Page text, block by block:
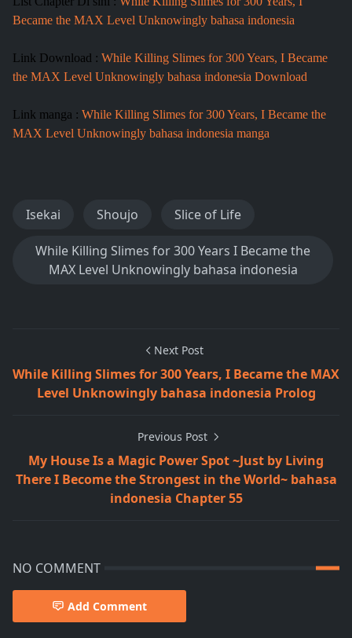
Became the MAX Level Unknowingly bahasa indonesia
Link Download : While Killing Slimes for 300 Years, I Became
the MAX Level Unknowingly bahasa indonesia Download
Link manga : While Killing Slimes for 300 Years, I Became the
MAX Level Unknowingly bahasa indonesia manga
Isekai Shoujo Slice of Life
While Killing Slimes for 300 Years I Became the
MAX Level Unknowingly bahasa indonesia
Next Post
While Killing Slimes for 300 Years, I Became the MAX
Level Unknowingly bahasa indonesia Prolog
Previous Post
My House Is a Magic Power Spot ~Just by Living
There I Become the Strongest in the World~ bahasa
indonesia Chapter 55
NO COMMENT
Add Comment